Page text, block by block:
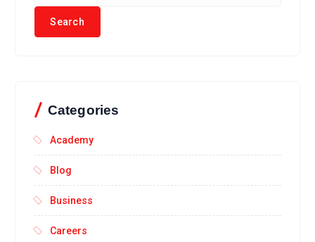
Categories
Academy
Blog
Business
Careers